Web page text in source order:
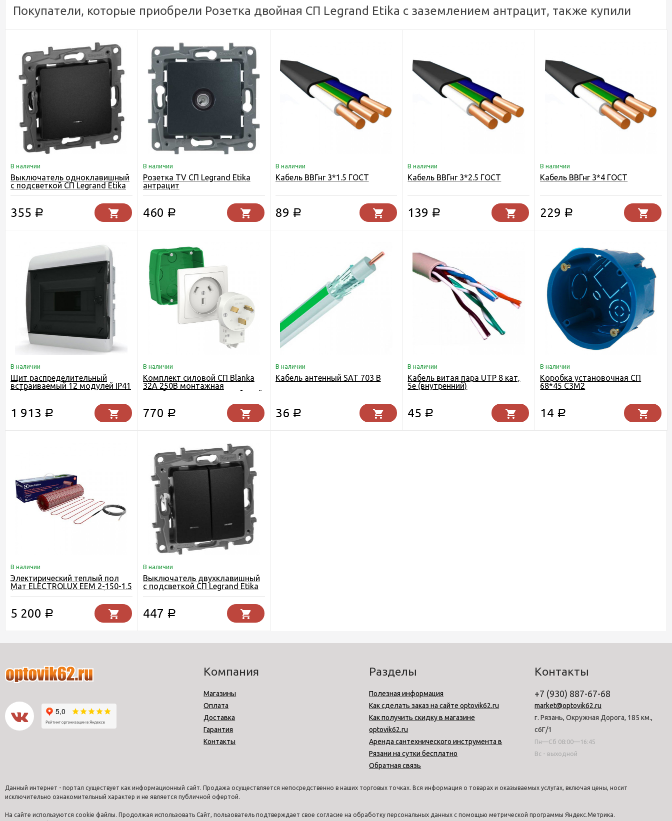
Покупатели, которые приобрели Розетка двойная СП Legrand Etika с заземлением антрацит, также купили
В наличии
Выключатель одноклавишный
с подсветкой СП Legrand Etika
355 Р
В наличии
Розетка TV СП Legrand Etika
антрацит
460 Р
В наличии
Кабель ВВГнг 3*1.5 ГОСТ
89 Р
В наличии
Кабель ВВГнг 3*2.5 ГОСТ
139 Р
В наличии
Кабель ВВГнг 3*4 ГОСТ
229 Р
В наличии
Щит распределительный
встраиваемый 12 модулей IP41
Tekfor
1 913 Р
В наличии
Комплект силовой СП Blanka
32А 250В монтажная
коробка+розетка+вилка белый
770 Р
В наличии
Кабель антенный SAT 703 В
36 Р
В наличии
Кабель витая пара UTP 8 кат,
5е (внутренний)
45 Р
В наличии
Коробка установочная СП
68*45 С3М2
14 Р
В наличии
Электирический теплый пол
Мат ELECTROLUX EEM 2-150-1.5
(комплект теплого пола)
5 200 Р
В наличии
Выключатель двухклавишный
c подсветкой СП Legrand Etika
447 Р
Компания
Магазины
Оплата
Доставка
Гарантия
Контакты
Разделы
Полезная информация
Как сделать заказ на сайте optovik62.ru
Как получить скидку в магазине
optovik62.ru
Аренда сантехнического инструмента в
Рязани на сутки бесплатно
Обратная связь
Контакты
+7 (930) 887-67-68
market@optovik62.ru
г. Рязань, Окружная Дорога, 185 км.,
с6Г/1
Пн—Сб 08:00—16:45
Вс - выходной
Данный интернет - портал существует как информационный сайт. Продажа осуществляется непосредственно в наших торговых точках. Вся информация о товарах и оказываемых услугах, включая цены, носит
исключительно ознакомительный характер и не является публичной офертой.
На сайте используются cookie файлы. Продолжая использовать Сайт, пользователь подтверждает свое согласие на обработку персональных данных с помощью метрической программы Яндекс.Метрика.